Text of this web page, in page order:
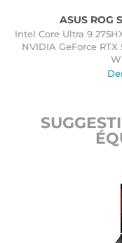
ASUS ROG
Intel Core Ultra 9
NVIDIA GeForce